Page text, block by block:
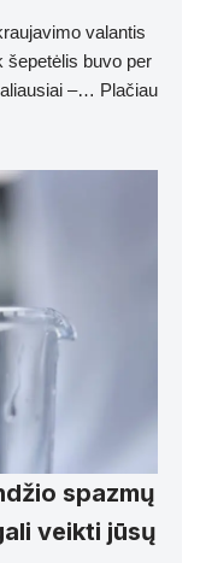
valantis
šepetėlis buvo per
–… Plačiau
spazmų
veikti jūsų